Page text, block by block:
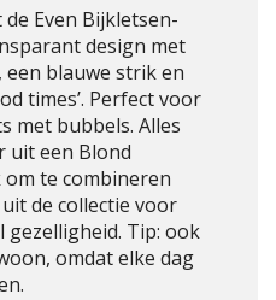
Even Bijkletsen-
design met
een blauwe strik en
times’. Perfect voor
met bubbels. Alles
uit een Blond
om te combineren
de collectie voor
Tip: ook
omdat elke dag